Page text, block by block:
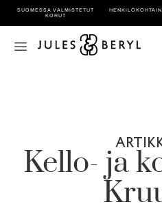
SUOMESSA VALMISTETUT
KORUT
Kello- ja